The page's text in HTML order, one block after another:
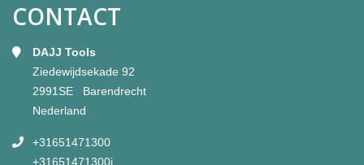
CONTACT
DAJJ Tools
Ziedewijdsekade 92
2991SE Barendrecht
Nederland
+31651471300
+31651471300i